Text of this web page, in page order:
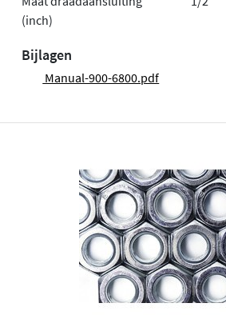
(inch)
Bijlagen
Manual-900-6800.pdf